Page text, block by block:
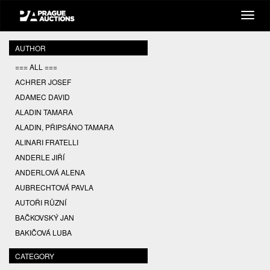
AUTHOR
=== ALL ===
ACHRER JOSEF
ADAMEC DAVID
ALADIN TAMARA
ALADIN, PŘIPSÁNO TAMARA
ALINARI FRATELLI
ANDERLE JIŘÍ
ANDERLOVÁ ALENA
AUBRECHTOVÁ PAVLA
AUTOŘI RŮZNÍ
BAČKOVSKÝ JAN
BAKIČOVÁ LUBA
BALCAR JIŘÍ
BALCAR KAREL
CATEGORY